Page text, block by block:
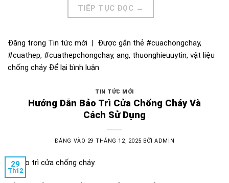
TIẾP TỤC ĐỌC →
Đăng trong Tin tức mới | Được gắn thẻ #cuachongchay,
#cuathep, #cuathepchongchay, ang, thuonghieuuytin, vật liệu
chống cháy Để lại bình luận
TIN TỨC MỚI
Hướng Dẫn Bảo Trì Cửa Chống Cháy Và
Cách Sử Dụng
ĐĂNG VÀO 29 THÁNG 12, 2025 BỞIADMIN
29
Th12